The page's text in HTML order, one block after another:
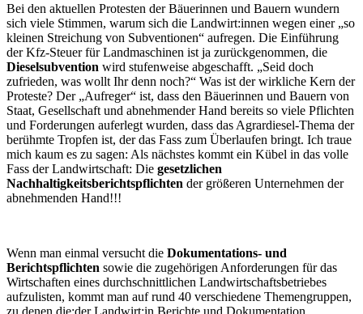
Bei den aktuellen Protesten der Bäuerinnen und Bauern wundern
sich viele Stimmen, warum sich die Landwirt:innen wegen einer „so
kleinen Streichung von Subventionen“ aufregen. Die Einführung
der Kfz-Steuer für Landmaschinen ist ja zurückgenommen, die
Dieselsubvention wird stufenweise abgeschafft. „Seid doch
zufrieden, was wollt Ihr denn noch?“ Was ist der wirkliche Kern der
Proteste? Der „Aufreger“ ist, dass den Bäuerinnen und Bauern von
Staat, Gesellschaft und abnehmender Hand bereits so viele Pflichten
und Forderungen auferlegt wurden, dass das Agrardiesel-Thema der
berühmte Tropfen ist, der das Fass zum Überlaufen bringt. Ich traue
mich kaum es zu sagen: Als nächstes kommt ein Kübel in das volle
Fass der Landwirtschaft: Die gesetzlichen
Nachhaltigkeitsberichtspflichten der größeren Unternehmen der
abnehmenden Hand!!!
Wenn man einmal versucht die Dokumentations- und
Berichtspflichten sowie die zugehörigen Anforderungen für das
Wirtschaften eines durchschnittlichen Landwirtschaftsbetriebes
aufzulisten, kommt man auf rund 40 verschiedene Themengruppen,
zu denen die:der Landwirt:in Berichte und Dokumentation